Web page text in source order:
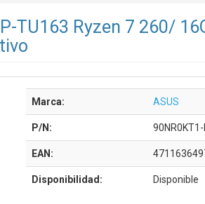
TU163 Ryzen 7 260/
Marca: ASUS
P/N:
EAN:
Disponibilidad: Disponible